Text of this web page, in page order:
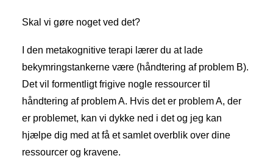
Skal vi gøre noget ved det?
I den metakognitive terapi lærer du at lade
bekymringstankerne være (håndtering af problem B).
Det vil formentligt frigive nogle ressourcer til
håndtering af problem A. Hvis det er problem A, der
er problemet, kan vi dykke ned i det og jeg kan
hjælpe dig med at få et samlet overblik over dine
ressourcer og kravene.